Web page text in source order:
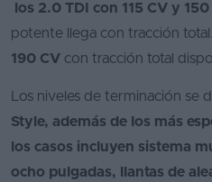
los 2.0 TDI con 115 CV y 150
potente llega con tracción
190 CV con tracción total
Los niveles de terminación se
Style, además de los más
los casos incluyen sistema
ocho pulgadas, llantas de